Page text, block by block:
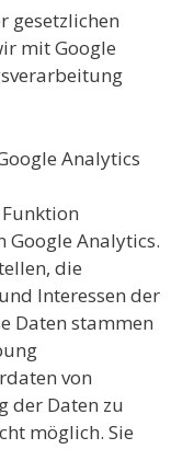
gesetzlichen
mit Google
Analytics
Google Analytics.
die
Interessen der
Daten stammen
von
der Daten zu
möglich. Sie